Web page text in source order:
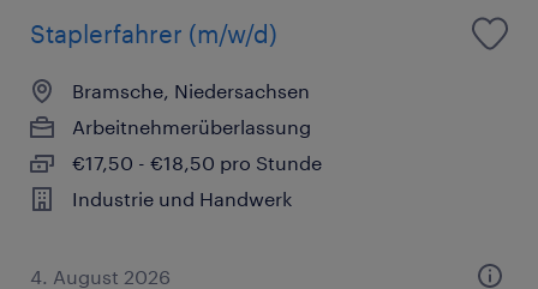
Staplerfahrer (m/w/d)
Bramsche, Niedersachsen
Arbeitnehmerüberlassung
€17,50 - €18,50 pro Stunde
Industrie und Handwerk
4. August 2026